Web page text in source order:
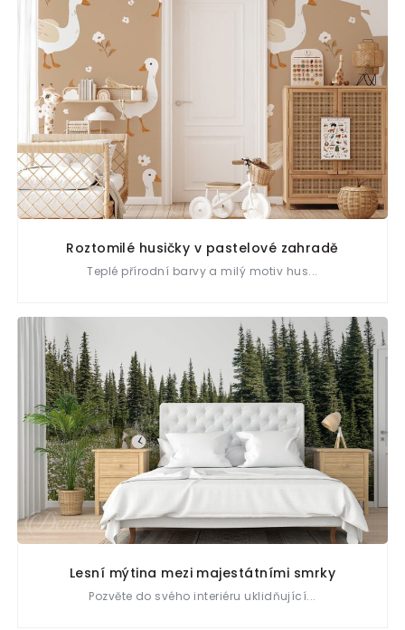
Roztomilé husičky v pastelové zahradě
Teplé přírodní barvy a milý motiv hus...
Lesní mýtina mezi majestátními smrky
Pozvěte do svého interiéru uklidňující...